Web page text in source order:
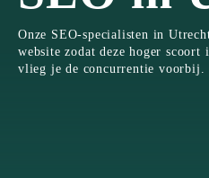
Onze SEO-specialisten in
website zodat deze hoger
vlieg je de concurrentie voorbij.